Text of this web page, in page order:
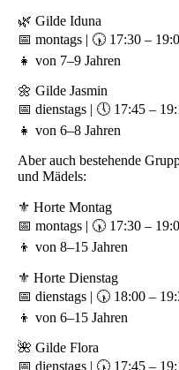
🌿 Gilde Iduna
📅 montags | 🕠 17:30 –
👧 von 7–9 Jahren
🌼 Gilde Jasmin
📅 dienstags | 🕔 17:45 –
👧 von 6–8 Jahren
Aber auch bestehende
und Mädels:
⚜️ Horte Montag
📅 montags | 🕠 17:30 –
👦 von 8–15 Jahren
⚜️ Horte Dienstag
📅 dienstags | 🕠 18:00 –
👦 von 6–15 Jahren
🌺 Gilde Flora
📅 dienstags | 🕠 17:45 –